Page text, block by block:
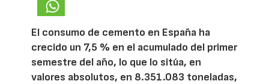
El consumo de cemento en España ha
crecido un 7,5 % en el acumulado del primer
semestre del año, lo que lo sitúa, en
valores absolutos, en 8.351.083 toneladas,